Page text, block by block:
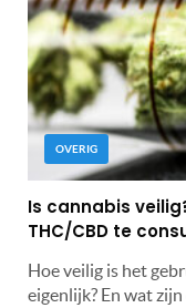
OVERIG
Is cannabis
THC/CBD te
Hoe veilig is het
eigenlijk? En wat